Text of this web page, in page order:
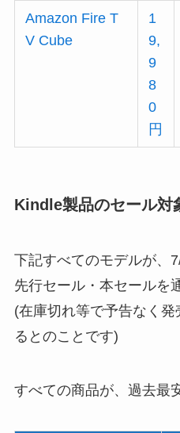
Amazon Fire T
V Cube
1
9,
9
8
0
円
Kindle製品のセール対
下記すべてのモデルが、
先行セール・本セールを
(在庫切れ等で予告なく
るとのことです)
すべての商品が、過去最